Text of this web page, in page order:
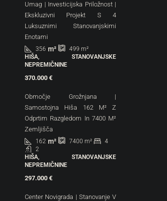
Umag | Investicijska Priložnost |
Ekskluzivni Projekt S 4
Luksuznimi Stanovanjskimi
Enotami
356 m² 499 m²
HIŠA, STANOVANJSKE
NEPREMIČNINE
370.000 €
Območje Grožnjana |
Samostojna Hiša 162 M² Z
Odprtim Razgledom In 7400 M²
Zemljišča
162 m² 7400 m²
4
2
HIŠA, STANOVANJSKE
NEPREMIČNINE
297.000 €
Center Novigrada | Stanovanje V